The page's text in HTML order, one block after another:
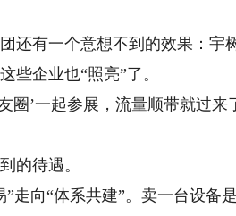
有一个意想不到的效果：宇
些企业也“照亮”了。
’一起参展，流量顺带就过来
的待遇。
向“体系共建”。卖一台设备